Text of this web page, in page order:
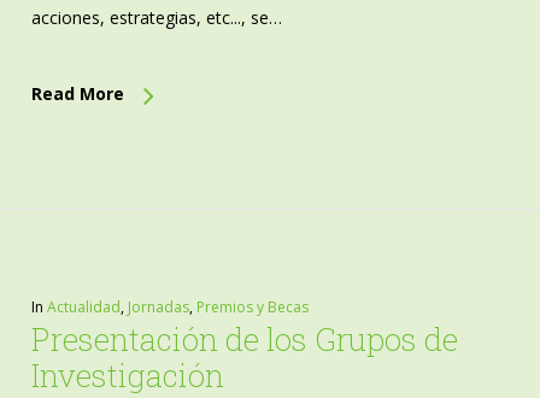
acciones, estrategias, etc..., se…
Read More
In Actualidad, Jornadas, Premios y Becas
Presentación de los Grupos de
Investigación